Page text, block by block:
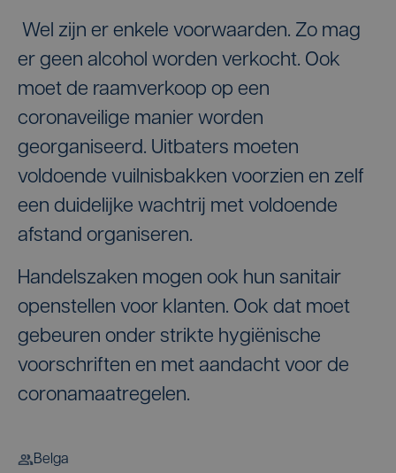
Wel zijn er enkele voorwaarden. Zo mag
er geen alcohol worden verkocht. Ook
moet de raamverkoop op een
coronaveilige manier worden
georganiseerd. Uitbaters moeten
voldoende vuilnisbakken voorzien en zelf
een duidelijke wachtrij met voldoende
afstand organiseren.
Handelszaken mogen ook hun sanitair
openstellen voor klanten. Ook dat moet
gebeuren onder strikte hygiënische
voorschriften en met aandacht voor de
coronamaatregelen.
Belga